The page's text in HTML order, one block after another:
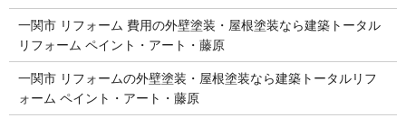
一関市 リフォーム 費用の外壁塗装・屋根塗装なら建築トータル
リフォーム ペイント・アート・藤原
一関市 リフォームの外壁塗装・屋根塗装なら建築トータルリフ
ォーム ペイント・アート・藤原